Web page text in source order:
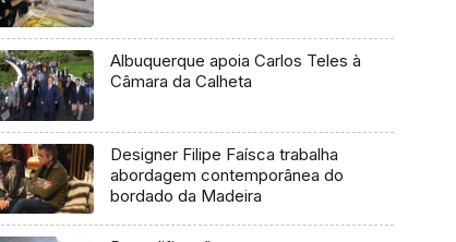
Albuquerque apoia Carlos Teles à
Câmara da Calheta
Designer Filipe Faísca trabalha
abordagem contemporânea do
bordado da Madeira